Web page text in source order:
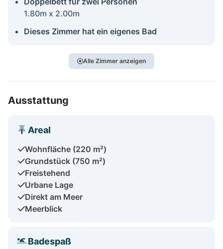
1.80m x 2.00m
Dieses Zimmer hat ein eigenes Bad
Alle Zimmer anzeigen
Ausstattung
Areal
Wohnfläche (220 m²)
Grundstück (750 m²)
Freistehend
Urbane Lage
Direkt am Meer
Meerblick
Badespaß